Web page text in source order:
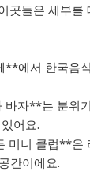
곳들은 세부를
에서 한국음
바자**는 분위
어요.
미니 클럽**은
간이에요.